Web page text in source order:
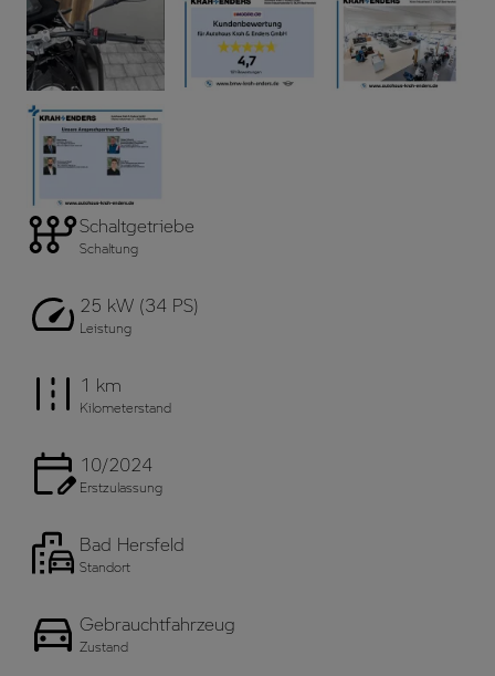
Schaltgetriebe
Schaltung
25 kW (34 PS)
Leistung
1 km
Kilometerstand
10/2024
Erstzulassung
Bad Hersfeld
Standort
Gebrauchtfahrzeug
Zustand